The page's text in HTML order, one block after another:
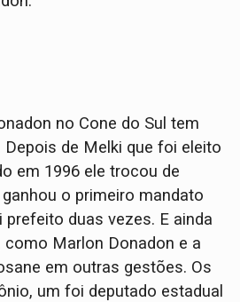
no Cone do Sul tem
de Melki que foi eleito
em 1996 ele trocou de
o primeiro mandato
duas vezes. E ainda
como Marlon Donadon e a
em outras gestões. Os
um foi deputado estadual